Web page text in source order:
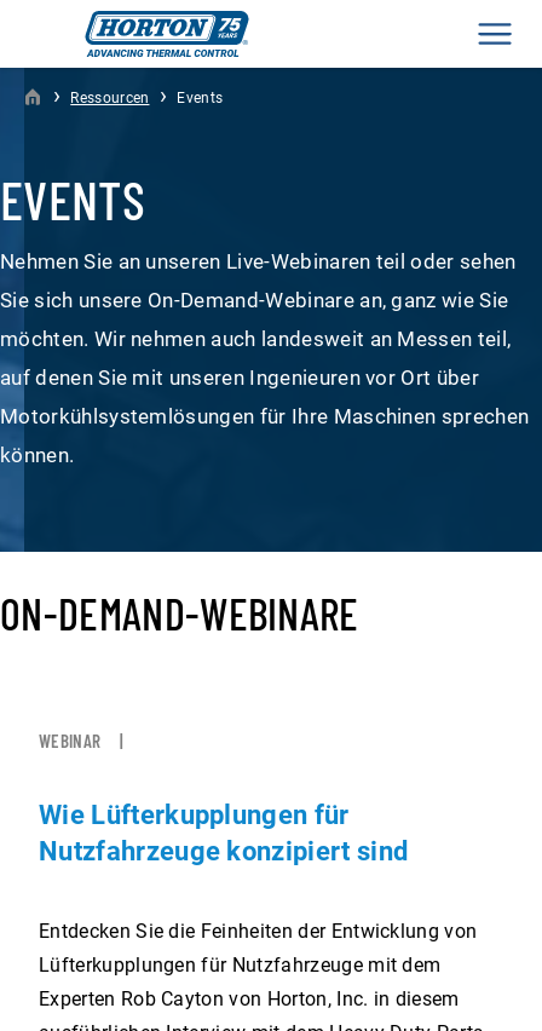
› Ressourcen › Events
EVENTS
Nehmen Sie an unseren Live-Webinaren teil oder sehen
Sie sich unsere On-Demand-Webinare an, ganz wie Sie
möchten. Wir nehmen auch landesweit an Messen teil,
auf denen Sie mit unseren Ingenieuren vor Ort über
Motorkühlsystemlösungen für Ihre Maschinen sprechen
können.
filtern
Nach
Datum
ON-DEMAND-WEBINARE
WEBINAR
Wie Lüfterkupplungen für
Nutzfahrzeuge konzipiert sind
Entdecken Sie die Feinheiten der Entwicklung von
Lüfterkupplungen für Nutzfahrzeuge mit dem
Experten Rob Cayton von Horton, Inc. in diesem